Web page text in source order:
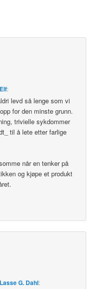
Elf:
levd så lenge som vi
for den minste grunn.
trivielle sykdommer
til å lete etter farlige
når en tenker på
og kjøpe et produkt
Lasse G. Dahl: